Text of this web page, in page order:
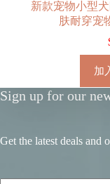
新款宠物小型
肤耐穿宠
加
Sign up for our
Get the latest deals and